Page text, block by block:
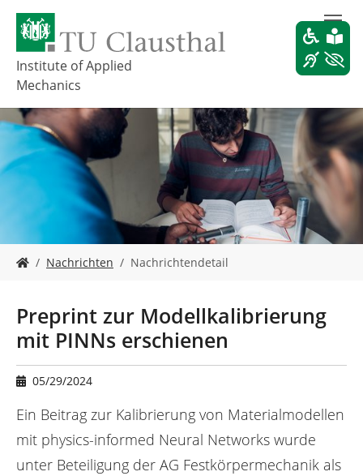
m
a
n
c
e
Institute of Applied
Mechanics
o
r
e
e
r
:
Nachrichten Nachrichtendetail
Preprint zur Modellkalibrierung
mit PINNs erschienen
05/29/2024
Ein Beitrag zur Kalibrierung von Materialmodellen
mit physics-informed Neural Networks wurde
unter Beteiligung der AG Festkörpermechanik als